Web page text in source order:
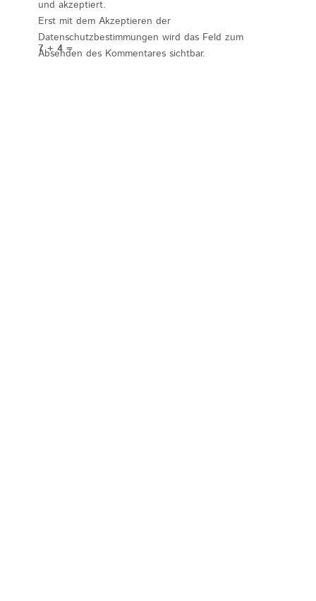
7 + 4 =
und akzeptiert.
Erst mit dem Akzeptieren der
Datenschutzbestimmungen wird das Feld zum
Absenden des Kommentares sichtbar.